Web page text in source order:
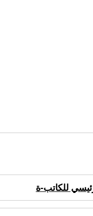
للكاتب-ة